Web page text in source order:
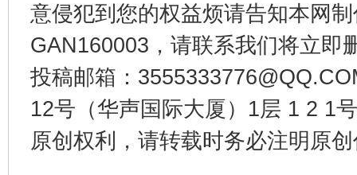
意侵犯到您的权益烦请告知本网
GAN160003，请联系我们将立即
投稿邮箱：
12号（华声国际大厦）1层 1 2 1
原创权利，请转载时务必注明原